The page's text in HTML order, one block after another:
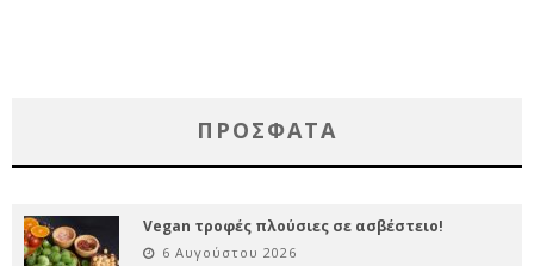
ΠΡΌΣΦΑΤΑ
Vegan τροφές πλούσιες σε ασβέστειο!
6 Αυγούστου 2026